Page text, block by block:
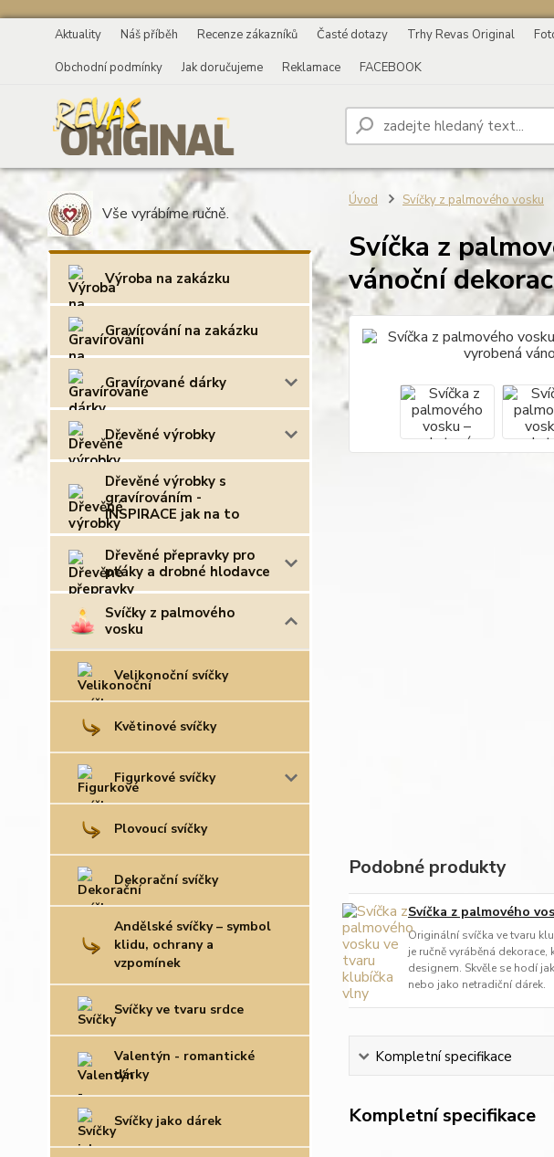
Aktuality Náš příběh Recenze zákazníků Časté dotazy Trhy Revas Original
Obchodní podmínky
Jak doručujeme Reklamace FACEBOOK
Vše vyrábíme ručně.
Výroba na zakázku
Gravírování na zakázku
Gravírované dárky
Dřevěné výrobky
Dřevěné výrobky s
gravírováním -
INSPIRACE jak na to
Dřevěné přepravky pro
ptáky a drobné hlodavce
Svíčky z palmového
vosku
Velikonoční svíčky
Květinové svíčky
Figurkové svíčky
Plovoucí svíčky
Dekorační svíčky
Andělské svíčky – symbol
klidu, ochrany a
vzpomínek
Svíčky ve tvaru srdce
Valentýn - romantické
dárky
Svíčky jako dárek
Úvod Svíčky z palmového vosku
Svíčka z
vánoční
Podobné produkty
Svíčka z palmového
Originální svíčka ve tvaru
je ručně vyráběná
designem. Skvěle se hodí
nebo jako netradiční dárek.
Kompletní specifikace
Kompletní specifikace